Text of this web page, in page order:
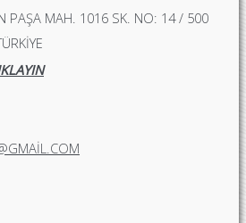
PAŞA MAH. 1016 SK. NO: 14 / 500